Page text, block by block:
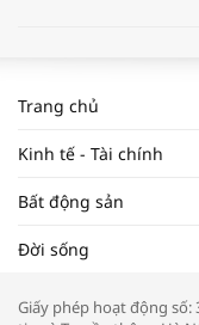
Trang chủ
Kinh tế - Tài chính
Bất động sản
Đời sống
Giấy phép hoạt động số: